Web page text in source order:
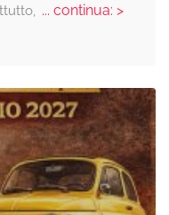
... continua: >